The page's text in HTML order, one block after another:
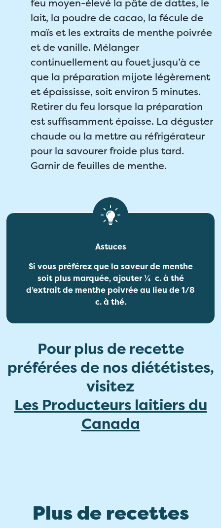
feu moyen-élevé la pâte de dattes, le
lait, la poudre de cacao, la fécule de
maïs et les extraits de menthe poivrée
et de vanille. Mélanger
continuellement au fouet jusqu’à ce
que la préparation mijote légèrement
et épaississe, soit environ 5 minutes.
Retirer du feu lorsque la préparation
est suffisamment épaisse. La déguster
chaude ou la mettre au réfrigérateur
pour la savourer froide plus tard.
Garnir de feuilles de menthe.
Astuces
Si vous préférez que la saveur de menthe
soit plus marquée, ajouter ¼ c. à thé
d’extrait de menthe poivrée au lieu de 1/8
c. à thé.
Pour plus de recette
préférées de nos diététistes,
visitez
Les Producteurs laitiers du
Canada
Plus de recettes